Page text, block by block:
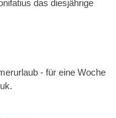
das diesjährige
- für eine Woche